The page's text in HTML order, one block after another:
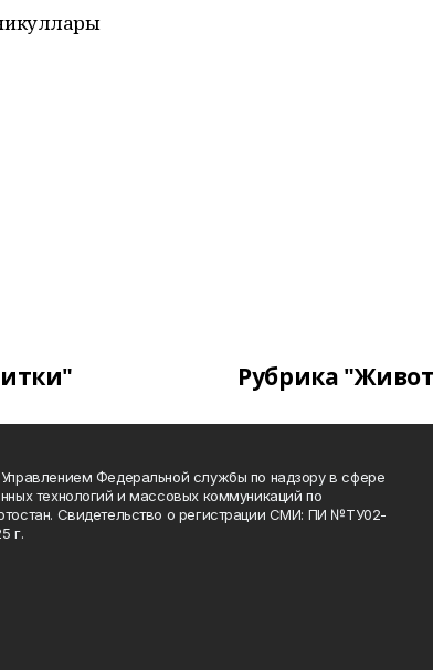
Рубрика
Федеральной службы по надзору в сфере
технологий и массовых коммуникаций по
Свидетельство о регистрации СМИ: ПИ №ТУ02-
г.